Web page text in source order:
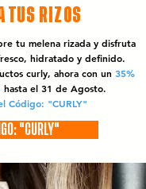
TUS RIZOS
tu melena rizada y disfruta
hidratado y definido.
curly, ahora con un 35%
hasta el 31 de Agosto.
Código: "CURLY"
"CURLY"